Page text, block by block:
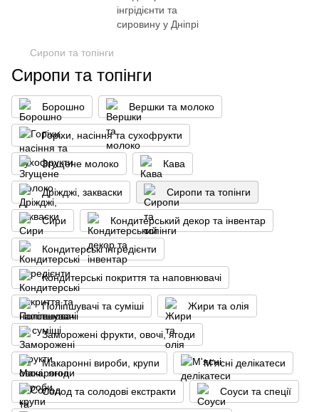
Сиропи та топінги
Сиропи та топінги
Борошно Вершки та молоко
Горіхи, насіння та сухофрукти
Згущене молоко Кава
Дріжджі, закваски Сиропи та топінги
Сири Кондитерський декор та інвентар
Кондитерські інгредієнти
Кондитерські покриття та наповнювачі
Поліпшувачі та суміші Жири та олія
Заморожені фрукти, овочі, ягоди
Макаронні вироби, крупи М'ясні делікатеси
Солод та солодові екстракти Соуси та спеції